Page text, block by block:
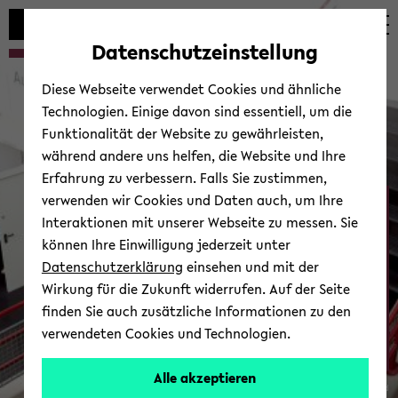
Automatische
vermeiden
zum
wechseln
zum
wechseln
zum
wechseln
Ab­tei­lung Psy­cho­lo­gie
© Uni­ver­si­tät Bie­le­feld
Datenschutzeinstellung
Diese Webseite verwendet Cookies und ähnliche
Technologien. Einige davon sind essentiell, um die
Funktionalität der Website zu gewährleisten,
während andere uns helfen, die Website und Ihre
Erfahrung zu verbessern. Falls Sie zustimmen,
verwenden wir Cookies und Daten auch, um Ihre
Interaktionen mit unserer Webseite zu messen. Sie
können Ihre Einwilligung jederzeit unter
Datenschutzerklärung einsehen und mit der
Wirkung für die Zukunft widerrufen. Auf der Seite
finden Sie auch zusätzliche Informationen zu den
verwendeten Cookies und Technologien.
Alle akzeptieren